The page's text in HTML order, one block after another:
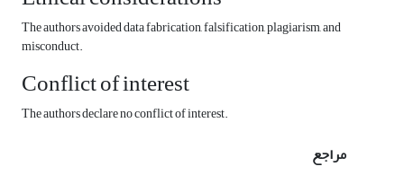
The authors avoided data fabrication, falsification, plagiarism, and
misconduct.
Conflict of interest
The authors declare no conflict of interest.
مراجع